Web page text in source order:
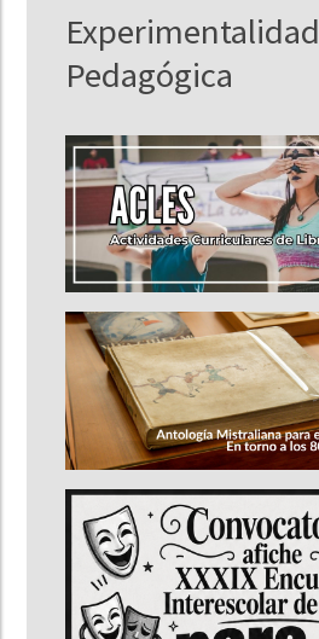
Experimentalidad
Pedagógica